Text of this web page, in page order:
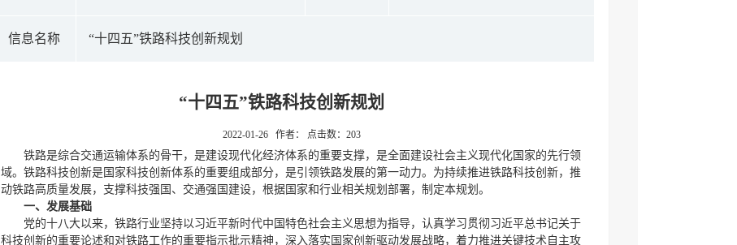
信息名称 “十四五”铁路科技创新规划
“十四五”铁路科技创新规划
2022-01-26 作者： 点击数： 203
铁路是综合交通运输体系的骨干，是建设现代化经济体系的重要支撑，是全面建设社会主义现代化国家的先行领
域。铁路科技创新是国家科技创新体系的重要组成部分，是引领铁路发展的第一动力。为持续推进铁路科技创新，推
动铁路高质量发展，支撑科技强国、交通强国建设，根据国家和行业相关规划部署，制定本规划。
一、发展基础
党的十八大以来，铁路行业坚持以习近平新时代中国特色社会主义思想为指导，认真学习贯彻习近平总书记关于
科技创新的重要论述和对铁路工作的重要指示批示精神，深入落实国家创新驱动发展战略，着力推进关键技术自主攻